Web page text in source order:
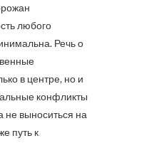
любого
Речь о
в центре, но и
конфликты
не выноситься на
путь к